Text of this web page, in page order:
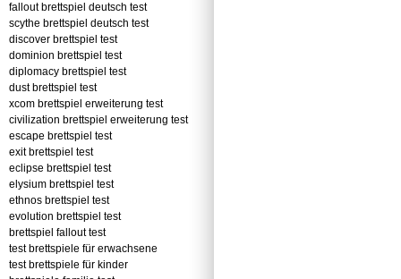
fallout brettspiel deutsch test
scythe brettspiel deutsch test
discover brettspiel test
dominion brettspiel test
diplomacy brettspiel test
dust brettspiel test
xcom brettspiel erweiterung test
civilization brettspiel erweiterung test
escape brettspiel test
exit brettspiel test
eclipse brettspiel test
elysium brettspiel test
ethnos brettspiel test
evolution brettspiel test
brettspiel fallout test
test brettspiele für erwachsene
test brettspiele für kinder